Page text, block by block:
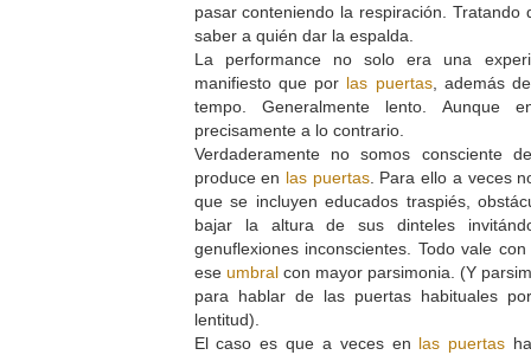
pasar conteniendo la respiración.
saber a quién dar la espalda.
La performance no solo era una
manifiesto que por las puertas, además
tempo. Generalmente lento. Aunque
precisamente a lo contrario.
Verdaderamente no somos consciente
produce en las puertas. Para ello a veces
que se incluyen educados traspiés,
bajar la altura de sus dinteles
genuflexiones inconscientes. Todo vale
ese umbralcon mayor parsimonia. (Y
para hablar de las puertas habituales
lentitud).
El caso es que a veces en las puertas